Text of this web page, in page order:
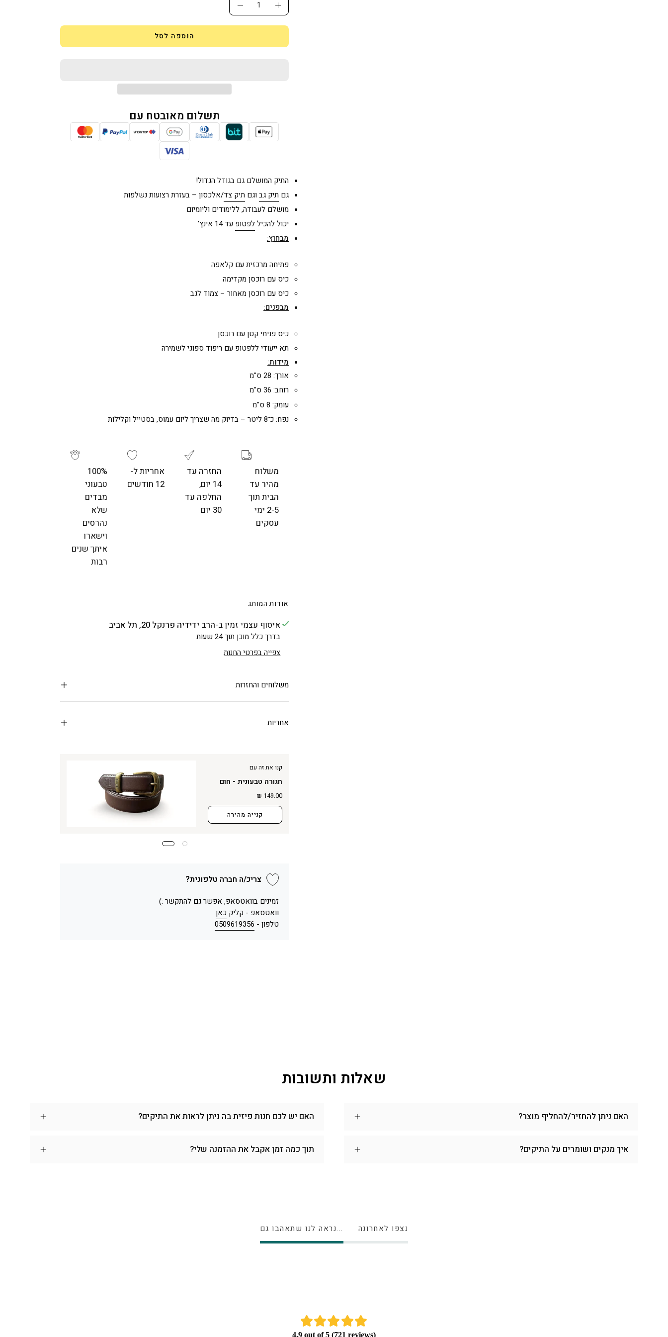
הפחתת
כמות
הגדלת
כמות
הוספה לסל
תשלום מאובטח עם
התיק המושלם גם בגודל הגדול!
גם תיק גב וגם תיק צד/אלכסון – בעזרת רצועות נשלפות
מושלם לעבודה, ללימודים וליומיום
יכול להכיללפטופ עד 14 אינץ'
מבחוץ:
פתיחה מרכזית עם קלאפה
כיס עם רוכסן מקדימה
כיס עם רוכסן מאחור – צמוד לגב
מבפנים:
כיס פנימי קטן עם רוכסן
תא ייעודי ללפטופ עם ריפוד ספוגי לשמירה
מידות:
אורך: 28 ס"מ
רוחב: 36 ס"מ
עומק: 8 ס"מ
נפח: כ־8 ליטר – בדיוק מה שצריך ליום עמוס, בסטייל וקלילות
משלוח
מהיר עד
הבית תוך
2-5 ימי
עסקים
החזרה עד
14 יום,
החלפה עד
30 יום
אחריות ל-
12 חודשים
100%
טבעוני
מבדים
שלא
נהרסים
וישארו
איתך שנים
רבות
אודות המותג
איסוף עצמי זמין ב-הרב ידידיה פרנקל 20, תל אביב
בדרך כלל מוכן תוך 24 שעות
צפייה בפרטי החנות
משלוחים והחזרות
אחריות
קנו את זה עם
חגורה טבעונית - חום
149.00 ₪
קנייה מהירה
צריכ/ה חברה טלפונית?
זמינים בוואטסאפ, אפשר גם להתקשר :)
וואטסאפ - קליק כאן
טלפון - 0509619356
שאלות ותשובות
האם ניתן להחזיר/להחליף מוצר?
איך מנקים ושומרים על התיקים?
האם יש לכם חנות פיזית בה ניתן לראות את התיקים?
תוך כמה זמן אקבל את ההזמנה שלי?
נראה לנו שתאהבו גם... נצפו לאחרונה